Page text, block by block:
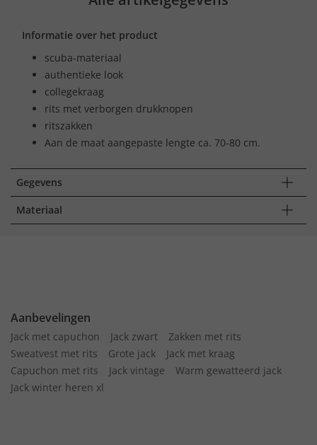
Informatie over het product
scuba-materiaal
authentieke look
collegekraag
rits met verborgen drukknopen
ritszakken
Aan de maat aangepaste lengte ca. 70-80 cm.
Gegevens
Materiaal
Aanbevelingen
Jack met capuchon Jack zwart
Zakken met rits
Sweatvest met rits
Grote jack
Jack met kraag
Capuchon met rits
Jack vintage
Warm gewatteerd jack
Jack winter heren xl